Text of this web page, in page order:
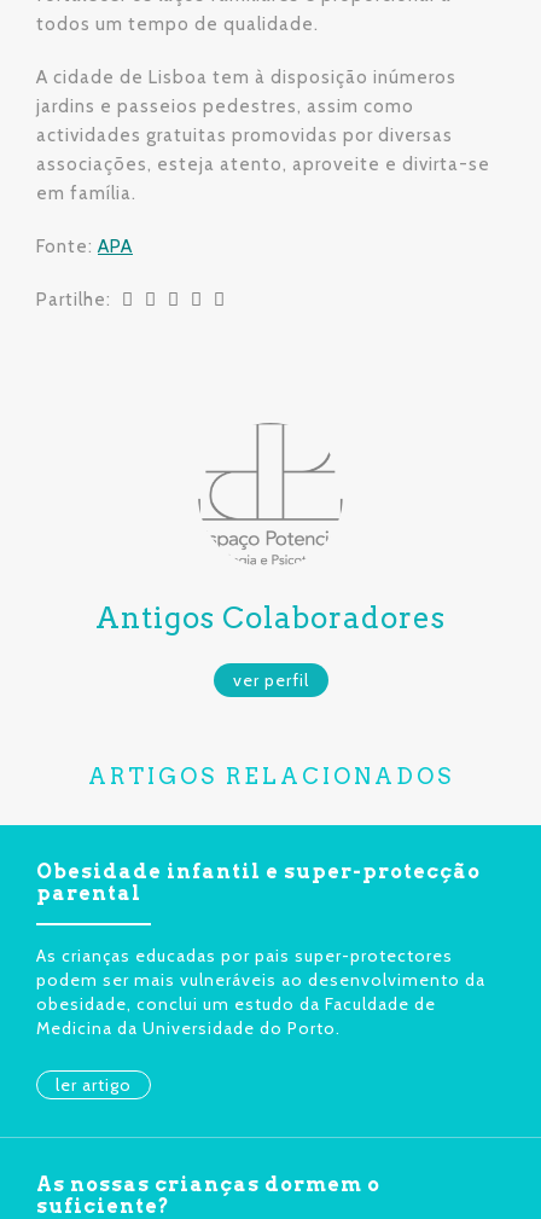
todos um tempo de qualidade.
A cidade de Lisboa tem à disposição inúmeros
jardins e passeios pedestres, assim como
actividades gratuitas promovidas por diversas
associações, esteja atento, aproveite e divirta-se
em família.
Fonte:APA
Partilhe:
Antigos Colaboradores
ver perfil
ARTIGOS RELACIONADOS
Obesidade infantil e super-protecção
parental
As crianças educadas por pais super-protectores
podem ser mais vulneráveis ao desenvolvimento da
obesidade, conclui um estudo da Faculdade de
Medicina da Universidade do Porto.
ler artigo
As nossas crianças dormem o
suficiente?